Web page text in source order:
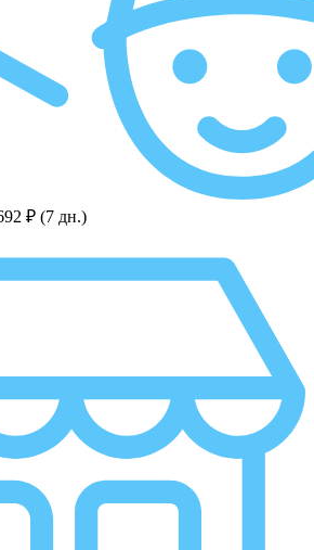
₽ (7 дн.)